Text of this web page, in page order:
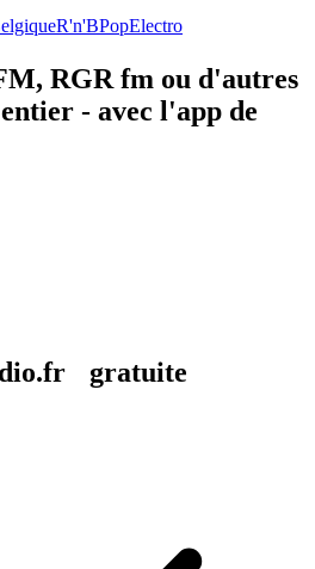
R'n'BPopElectro
RGR fm ou d'autres
- avec l'app de
gratuite